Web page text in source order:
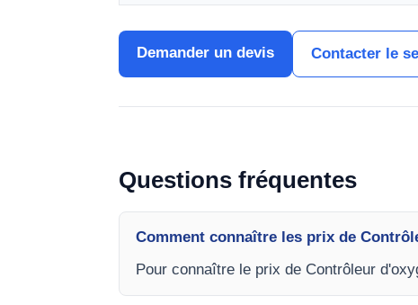
Demander un devis Contacter le
Questions fréquentes
Comment connaître les prix de
Pour connaître le prix de Contrôleur